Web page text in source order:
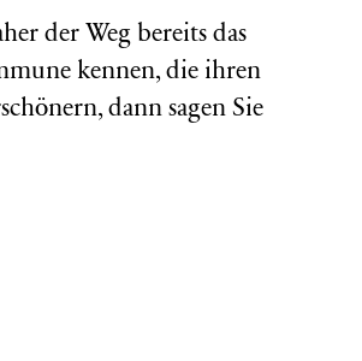
der Weg bereits das
kennen, die ihren
dann sagen Sie